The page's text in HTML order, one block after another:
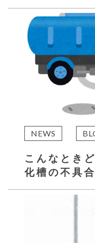
NEWS
こんなとき
化槽の不具合